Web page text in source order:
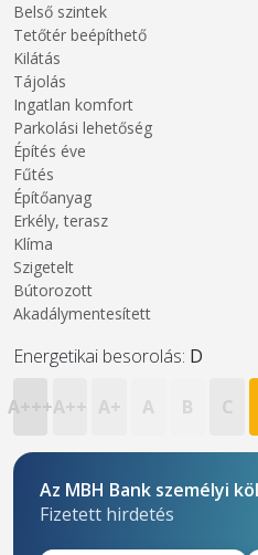
Belső szintek
Tetőtér beépíthető
Kilátás
Tájolás
Ingatlan komfort
Parkolási lehetőség
Építés éve
Fűtés
Építőanyag
Erkély, terasz
Klíma
Szigetelt
Bútorozott
Akadálymentesített
Energetikai besorolás: D
A+++A++ A+ A B C
Az MBH Bank személyi
Fizetett hirdetés